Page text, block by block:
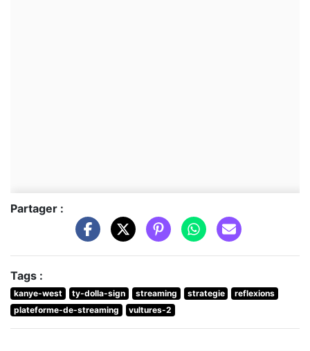
Partager :
Tags :
kanye-west ty-dolla-sign streaming strategie
reflexions
plateforme-de-streaming
vultures-2